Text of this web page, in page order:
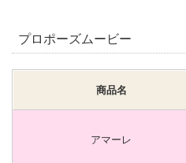
プロポーズムービー
商品名
アマーレ